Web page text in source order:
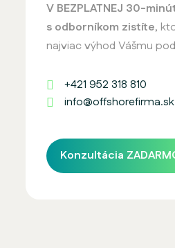
V BEZPLATNEJ 30-
s odborníkom zistíte,
najviac výhod Vášmu
+421 952 318 810
info@offshorefirma.sk
Konzultácia